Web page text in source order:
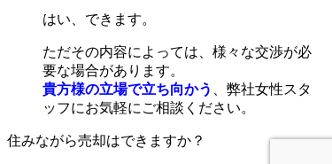
はい、できます。
ただその内容によっては、様々な交渉が必
要な場合があります。
貴方様の立場で立ち向かう
、弊社女性スタ
ッフにお気軽にご相談ください。
住みながら売却はできますか？